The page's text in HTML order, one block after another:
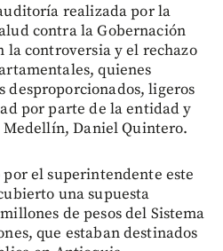
realizada por la
contra la Gobernación
la controversia y el rechazo
quienes
desproporcionados, ligeros
por parte de la entidad y
Daniel Quintero.
el superintendente este
una supuesta
de pesos del Sistema
que estaban destinados